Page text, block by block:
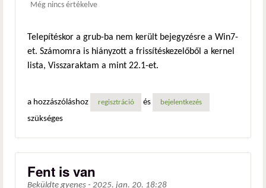
Még nincs értékelve
Telepítéskor a grub-ba nem került bejegyzésre a Win7-
et. Számomra is hiányzott a frissítéskezelőből a kernel
lista, Visszaraktam a mint 22.1-et.
a hozzászóláshoz regisztráció és bejelentkezés
szükséges
Fent is van
Beküldte gyenes - 2025. jan. 20. 18:28